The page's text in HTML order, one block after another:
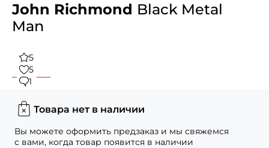
John Richmond Black Metal
Man
5
5
1
Товара нет в наличии
Вы можете оформить предзаказ и мы свяжемся
с вами, когда товар появится в наличии